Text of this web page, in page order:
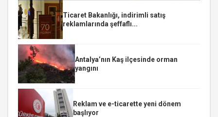
Ticaret Bakanlığı, indirimli satış
reklamlarında şeffaflı...
Antalya’nın Kaş ilçesinde orman
yangını
Reklam ve e-ticarette yeni dönem
başlıyor